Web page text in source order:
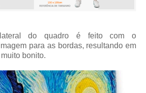
lateral do quadro é feito com o
para as bordas, resultando em
bonito.